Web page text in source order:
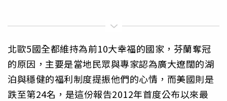
北歐5國全都維持為前10大幸福的國家，芬蘭奪冠
的原因，主要是當地民眾與專家認為廣大遼闊的湖
泊與穩健的福利制度提振他們的心情，而美國則是
跌至第24名，是這份報告2012年首度公布以來最